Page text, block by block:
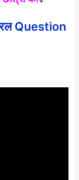
Question